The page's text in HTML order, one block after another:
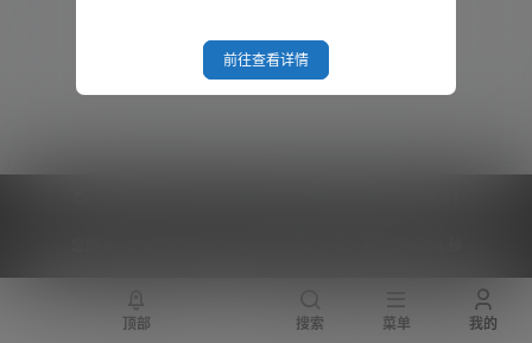
前往查看详情
顶部 搜索 菜单 我的